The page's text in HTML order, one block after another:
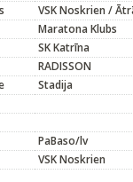
VSK Noskrien /
Maratona Klubs
SK Katrīna
RADISSON
Stadija
PaBaso/lv
VSK Noskrien